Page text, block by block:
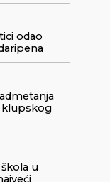
odao
klupskog
u